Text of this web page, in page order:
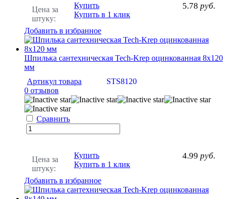
Цена за
штуку:
5.78 руб.
Купить
Купить в 1 клик
Добавить в избранное
Шпилька сантехническая Tech-Krep оцинкованная 8х120
мм
Артикул товара
STS8120
0 отзывов
Сравнить
Цена за
штуку:
4.99 руб.
Купить
Купить в 1 клик
Добавить в избранное